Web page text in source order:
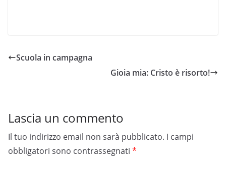
Scuola in campagna
Gioia mia: Cristo è risorto!
Lascia un commento
Il tuo indirizzo email non sarà pubblicato. I campi
obbligatori sono contrassegnati *